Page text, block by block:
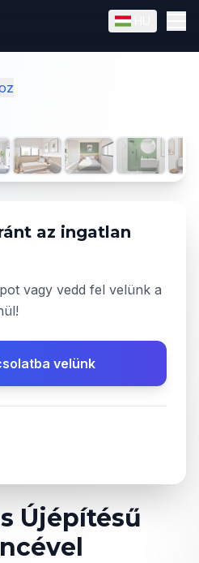
Újépítésű
az ingatlan
vagy vedd fel velünk a
velünk